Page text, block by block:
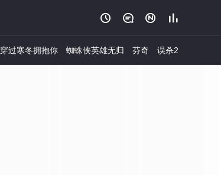
   
穿过寒冬拥抱你 蜘蛛侠英雄无归 芬奇 误杀2